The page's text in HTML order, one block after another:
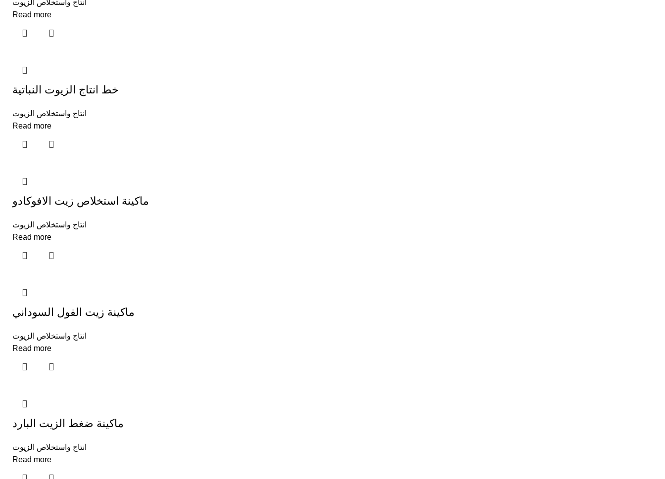
انتاج واستخلاص الزيوت
Read more
خط انتاج الزيوت النباتية
انتاج واستخلاص الزيوت
Read more
ماكينة استخلاص زيت الافوكادو
انتاج واستخلاص الزيوت
Read more
ماكينة زيت الفول السوداني
انتاج واستخلاص الزيوت
Read more
ماكينة ضغط الزيت البارد
انتاج واستخلاص الزيوت
Read more